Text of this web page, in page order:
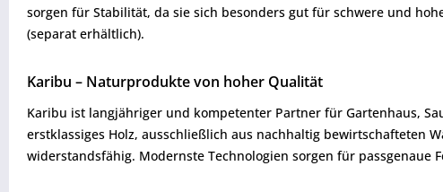
sorgen für Stabilität, da sie sich besonders gut für schwere und
(separat erhältlich).
Karibu – Naturprodukte von hoher Qualität
Karibu ist langjähriger und kompetenter Partner für Gartenhaus,
erstklassiges Holz, ausschließlich aus nachhaltig bewirtschafteten
widerstandsfähig. Modernste Technologien sorgen für passgenaue